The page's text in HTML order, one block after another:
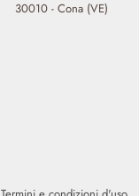
30010 - Cona (VE)